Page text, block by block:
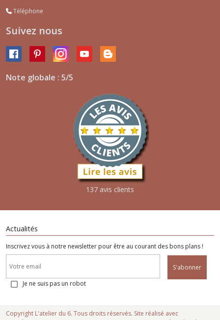
Téléphone
Suivez nous
Note globale : 5/5
137 avis clients
Actualités
Inscrivez vous à notre newsletter pour être au courant des bons plans !
S'abonner
Je ne suis pas un robot
Copyright L'atelier du 6. Tous droits réservés. Site réalisé avec